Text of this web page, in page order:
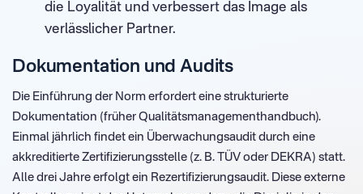
die Loyalität und verbessert das Image als
verlässlicher Partner.
Dokumentation und Audits
Die Einführung der Norm erfordert eine strukturierte
Dokumentation (früher Qualitätsmanagementhandbuch).
Einmal jährlich findet ein Überwachungsaudit durch eine
akkreditierte Zertifizierungsstelle (z. B. TÜV oder DEKRA) statt.
Alle drei Jahre erfolgt ein Rezertifizierungsaudit. Diese externe